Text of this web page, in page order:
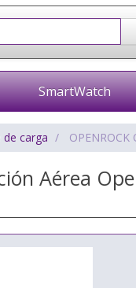
SmartWatch
carga OPENROCK
Aérea